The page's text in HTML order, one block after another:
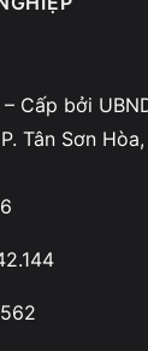
trễ nhất định
Cấp bởi
Tân Sơn Hòa,